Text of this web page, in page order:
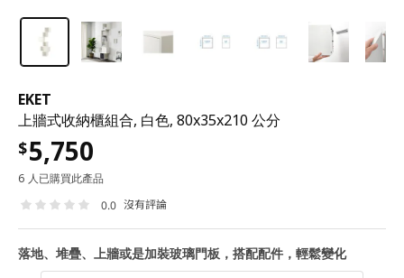
EKET
上牆式收納櫃組合, 白色, 80x35x210 公分
$5,750
6 人已購買此產品
0.0 沒有評論
落地、堆疊、上牆或是加裝玻璃門板，搭配配件，輕鬆變化